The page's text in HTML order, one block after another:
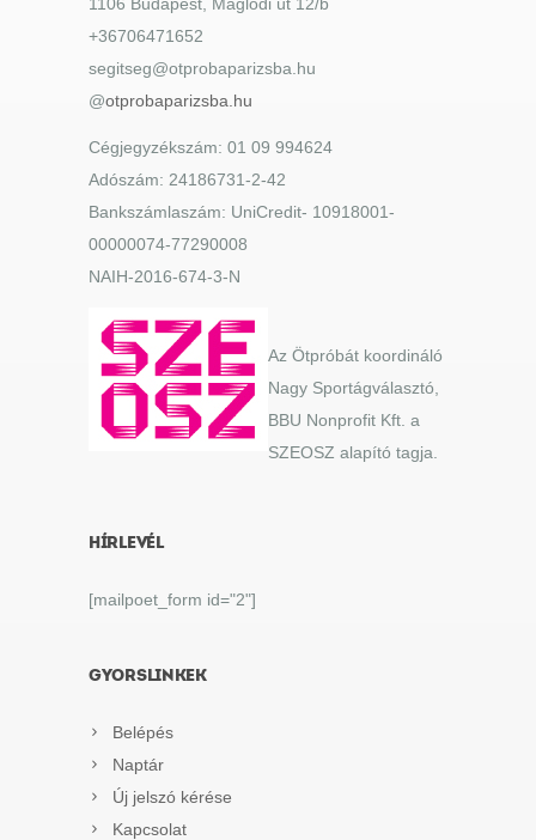
+36706471652
segitseg@otprobaparizsba.hu
@otprobaparizsba.hu
Cégjegyzékszám: 01 09 994624
Adószám: 24186731-2-42
Bankszámlaszám: UniCredit- 10918001-
00000074-77290008
NAIH-2016-674-3-N
Az Ötpróbát koordináló
Nagy Sportágválasztó,
BBU Nonprofit Kft. a
SZEOSZ alapító tagja.
HÍRLEVÉL
[mailpoet_form id="2"]
GYORSLINKEK
Belépés
Naptár
Új jelszó kérése
Kapcsolat